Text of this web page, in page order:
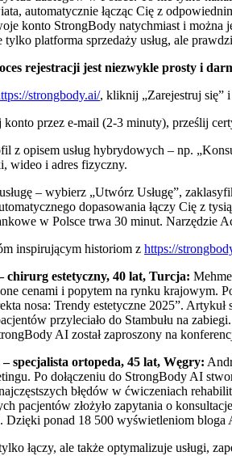
automatycznie łącząc Cię z
konto StrongBody natychmiast i można
platforma sprzedaży usług, ale
rejestracji jest niezwykle prosty i
strongbody.ai/, kliknij „Zarejestruj się”
przez e-mail (2-3 minuty), prześlij
z opisem usług hybrydowych – np.
wideo i adres fizyczny.
– wybierz „Utwórz Usługę”,
dopasowania łączy Cię z
w Polsce trwa 30 minut. Narzędzie
inspirującym historiom z https://
chirurg estetyczny, 40 lat, Turcja:
cenami i popytem na rynku krajowym.
nosa: Trendy estetyczne 2025”.
przyleciało do Stambułu na
AI został zaproszony na
specjalista ortopeda, 45 lat, Węgry:
Po dołączeniu do StrongBody AI
błędów w ćwiczeniach
pacjentów złożyło zapytania o
Dzięki ponad 18 500 wyświetleniom bloga
łączy, ale także optymalizuje usługi,